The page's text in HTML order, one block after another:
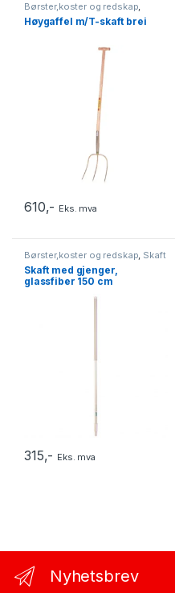
Børster,koster og redskap,
Nyheter,Redskap
Høygaffel m/T-skaft brei
610,- Eks. mva
Børster,koster og redskap, Skaft
med gjenger
Skaft med gjenger,
glassfiber 150 cm
315,- Eks. mva
Nyhetsbrev